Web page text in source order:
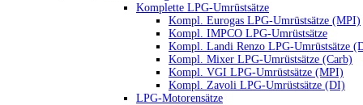
Komplette LPG-Umrüstsätze
Kompl. Eurogas LPG-Umrüstsätze (MPI)
Kompl. IMPCO LPG-Umrüstsätze
Kompl. Landi Renzo LPG-Umrüstsätze
Kompl. Mixer LPG-Umrüstsätze (Carb)
Kompl. VGI LPG-Umrüstsätze (MPI)
Kompl. Zavoli LPG-Umrüstsätze (DI)
LPG-Motorensätze